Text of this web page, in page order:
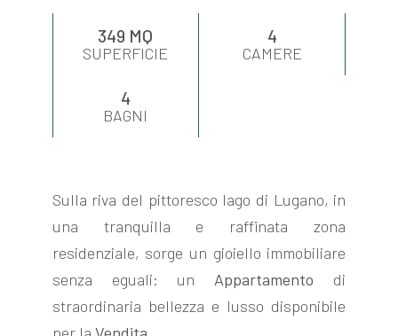
349 MQ
SUPERFICIE
4
CAMERE
4
BAGNI
Sulla riva del pittoresco lago di Lugano, in
una tranquilla e raffinata zona
residenziale, sorge un gioiello immobiliare
senza eguali: unAppartamento di
straordinaria bellezza e lusso disponibile
FOLLOW